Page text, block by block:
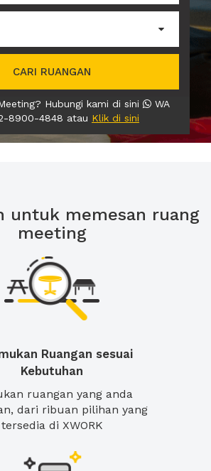
CARI RUANGAN
Hubungi kami di sini
WA
8900-4848 atau Klik di sini
untuk memesan ruang
meeting
Ruangan sesuai
Kebutuhan
ruangan yang anda
dari ribuan pilihan yang
tersedia di XWORK